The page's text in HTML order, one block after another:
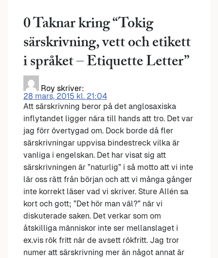
0 Taknar kring “Tokig
särskrivning, vett och etikett
i språket – Etiquette Letter”
Roy skriver:
28 mars, 2015 kl. 21:04
Att särskrivning beror på det anglosaxiska
inflytandet ligger nära till hands att tro. Det var
jag förr övertygad om. Dock borde då fler
särskrivningar uppvisa bindestreck vilka är
vanliga i engelskan. Det har visat sig att
särskrivningen är ”naturlig” i så motto att vi inte
lär oss rätt från början och att vi många gånger
inte korrekt läser vad vi skriver. Sture Allén sa
kort och gott; ”Det hör man väl?” när vi
diskuterade saken. Det verkar som om
åtskilliga människor inte ser mellanslaget i
ex.vis rök fritt när de avsett rökfritt. Jag tror
numer att särskrivning mer än något annat är